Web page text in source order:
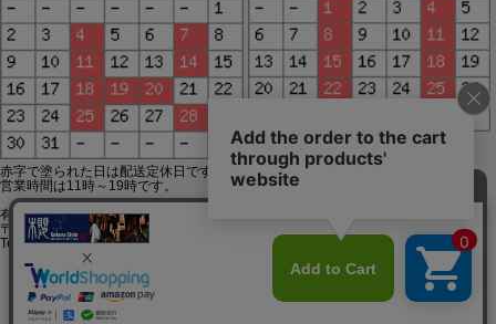
赤字で塗られた日は配送定休日です。
営業時間は11時～19時です。
有限会社ジップジップ SakuraStyle通販事業部
〒650-0021 神戸市中央区三宮町3-9-19イトウビル1,4F
Tel:078-332-2013 FAX:078-333-6644
SSL/TLSとは?